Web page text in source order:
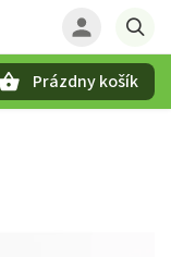
Prázdny košík